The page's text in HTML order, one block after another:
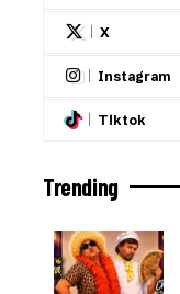
X
Instagram
Tiktok
Trending